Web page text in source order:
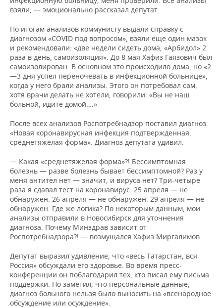
взяли, — эмоционально рассказал депутат.
По итогам анализов коммунисту выдали справку с
диагнозом «COVID под вопросом», взяли еще один мазок
и рекомендовали: «две недели сидеть дома, «Арбидол» 2
раза в день, самоизоляция». До 8 мая Хафиз Гаязович был
самоизолирован. В основном это происходило дома, но «2
—3 дня успел переночевать в инфекционной больнице»,
когда у него брали анализы. Этого он потребовал сам,
хотя врачи делать не хотели, говорили: «Вы не наш
больной, идите домой….»
После всех анализов Роспотребнадзор поставил диагноз:
«Новая коронавирусная инфекция подтвержденная,
среднетяжелая форма». Диагноз депутата удивил.
— Какая «среднетяжелая форма»?! Бессимптомная
болезнь — разве болезнь бывает бессимптомной? Раз у
меня антител нет — значит, и вируса нет? Три-четыре
раза я сдавал тест на коронавирус. 25 апреля — не
обнаружен. 26 апреля — не обнаружен. 29 апреля — не
обнаружен. Где же логика? По некоторым данным, мои
анализы отправили в Новосибирск для уточнения
диагноза. Почему Минздрав зависит от
Роспотребнадзора?! — возмущался Хафиз Миргалимов.
Депутат выразил удивление, что «весь Татарстан, вся
Россия» обсуждали его здоровье. Во время пресс-
конференции он поблагодарил тех, кто писал ему письма
поддержки. Но заметил, что персональные данные,
диагноз больного нельзя было выносить на «всенародное
обсуждение или осуждение».